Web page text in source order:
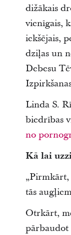
dižākais
vienīgais,
iekšējais,
dziļas un
Debesu
Linda S.
biedrības
no
Kā lai
„Pirmkārt,
tās
Otrkārt,